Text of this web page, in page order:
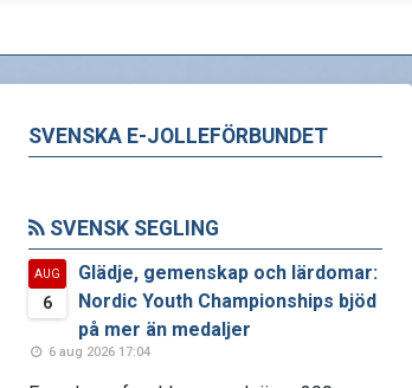
SVENSKA E-JOLLEFÖRBUNDET
SVENSK SEGLING
AUG
6
Glädje, gemenskap och lärdomar:
Nordic Youth Championships bjöd
på mer än medaljer
6 aug 2026 17:04